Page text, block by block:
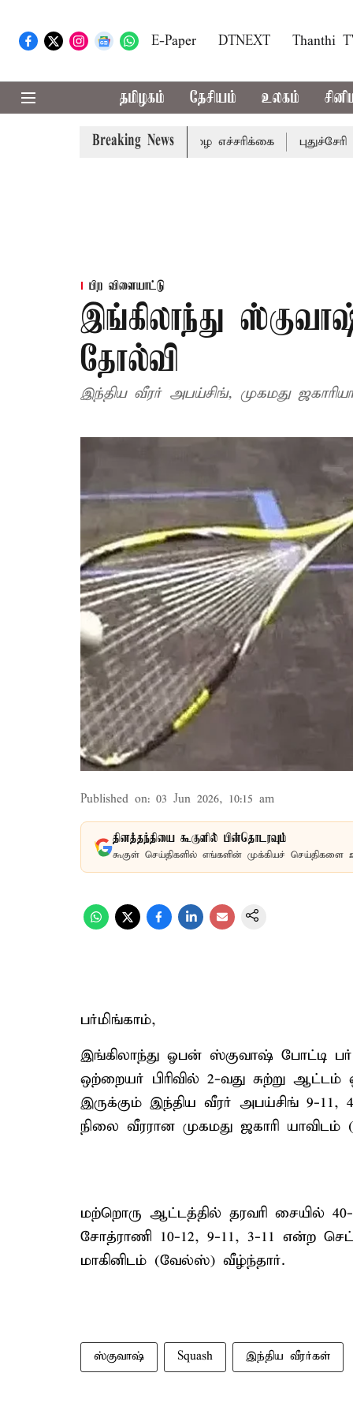
E-Paper DTNEXT Thanthi
தமிழகம் தேசியம் உலகம்
Breaking News
கன மழை எச்சரிக்கை புதுச்சேரி
பிற விளையாட்டு
இங்கிலாந்து
தோல்வி
இந்திய வீரர் அபய்சிங், முகமது
Published on: 03 Jun 2026, 10:15 am
தினத்தந்தியை கூகுளில் பின்தொடரவும்
கூகுள் செய்திகளில் எங்களின் முக்கியச் செய்திகளை
பர்மிங்காம்,
இங்கிலாந்து ஓபன் ஸ்குவாஷ் போட்டி
ஒற்றையர் பிரிவில் 2-வது சுற்று
இருக்கும் இந்திய வீரர் அபய்சிங் 9-
நிலை வீரரான முகமது ஜகாரி யாவிடம்
மற்றொரு ஆட்டத்தில் தரவரி சையில்
சோத்ராணி 10-12, 9-11, 3-11 என்ற
மாகினிடம் (வேல்ஸ்) வீழ்ந்தார்.
ஸ்குவாஷ் Squash இந்திய வீரர்கள்